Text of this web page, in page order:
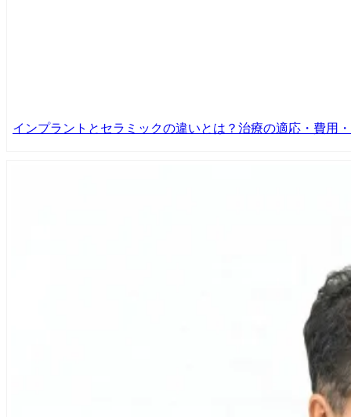
インプラントとセラミックの違いとは？治療の適応・費用